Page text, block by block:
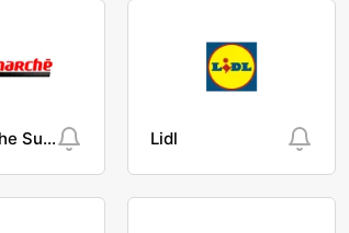
Intermarche Super Lidl